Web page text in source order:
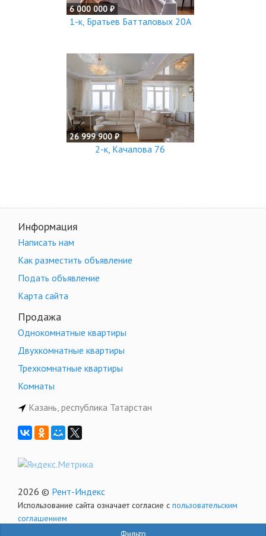
Фильтр
6 000 000 ₽
1-к, Братьев Батталовых 20А
26 999 900 ₽
2-к, Качалова 76
Информация
Написать нам
Как разместить объявление
Подать объявление
Карта сайта
Продажа
Однокомнатные квартиры
Двухкомнатные квартиры
Трехкомнатные квартиры
Комнаты
Казань, республика Татарстан
2026 © Рент-Индекс
Использование сайта означает согласие с пользовательским
соглашением